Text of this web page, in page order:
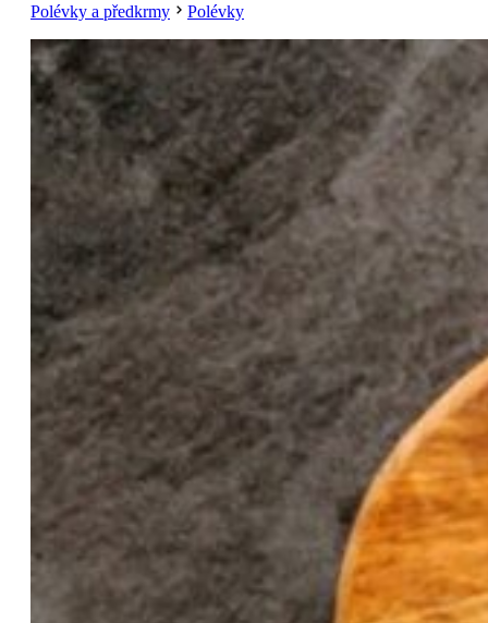
Polévky a předkrmy Polévky